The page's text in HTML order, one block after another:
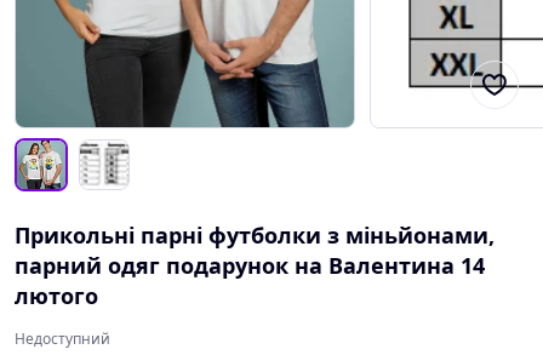
Прикольні парні футболки з міньйонами,
парний одяг подарунок на Валентина 14
лютого
Недоступний